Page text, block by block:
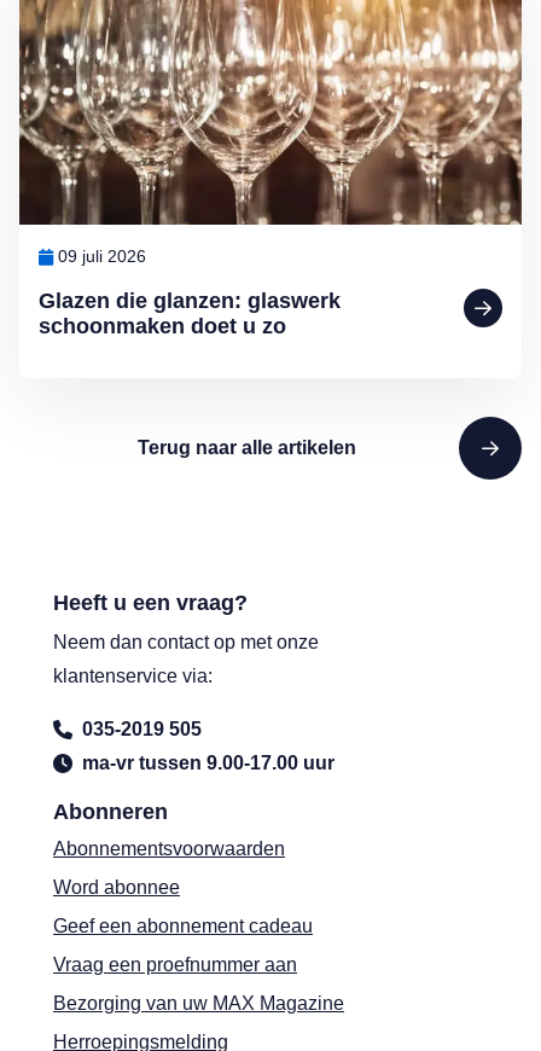
Glazen die glanzen: glaswerk
schoonmaken doet u zo
09 juli 2026
Terug naar alle artikelen
Abonneren
Abonnementsvoorwaarden
Word abonnee
Geef een abonnement cadeau
Vraag een proefnummer aan
Bezorging van uw MAX Magazine
Herroepingsmelding
Heeft u een vraag?
Neem dan contact op met onze
klantenservice via:
035-2019 505
ma-vr tussen 9.00-17.00 uur